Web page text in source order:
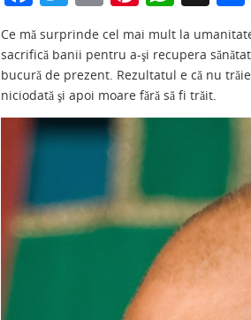
a
c
e
b
o
o
w
itt
er
m
ai
l
nt
er
e
st
h
at
s
A
Ce mă surprinde cel mai mult la
sacrifică banii pentru a-şi recupera
bucură de prezent. Rezultatul e că nu
niciodată şi apoi moare fără să fi trăit.